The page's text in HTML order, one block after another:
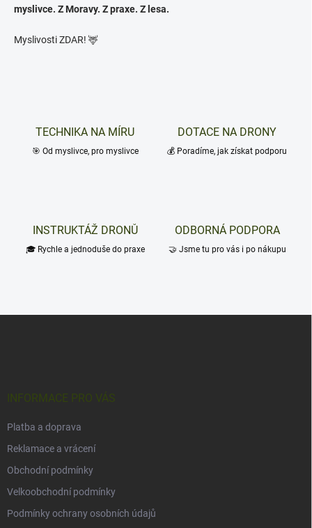
myslivce. Z Moravy. Z praxe. Z lesa.
Myslivosti ZDAR! 🦌
TECHNIKA NA MÍRU
🎯 Od myslivce, pro myslivce
DOTACE NA DRONY
💰 Poradíme, jak získat podporu
INSTRUKTÁŽ DRONŮ
🎓 Rychle a jednoduše do praxe
ODBORNÁ PODPORA
🤝 Jsme tu pro vás i po nákupu
INFORMACE PRO VÁS
Platba a doprava
Reklamace a vrácení
Obchodní podmínky
Velkoobchodní podmínky
Podmínky ochrany osobních údajů